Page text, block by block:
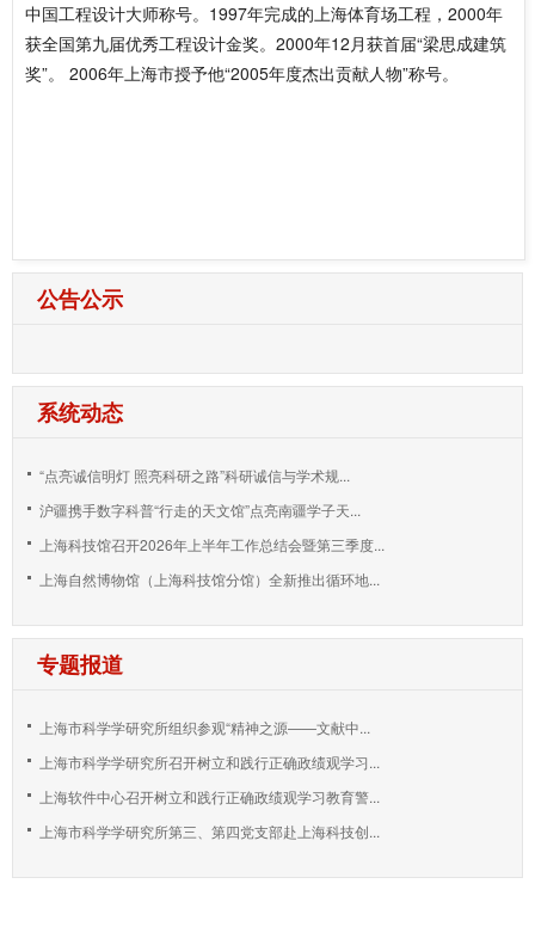
中国工程设计大师称号。1997年完成的上海体育场工程，2000年
获全国第九届优秀工程设计金奖。2000年12月获首届“梁思成建筑
奖”。 2006年上海市授予他“2005年度杰出贡献人物”称号。
公告公示
系统动态
“点亮诚信明灯 照亮科研之路”科研诚信与学术规...
沪疆携手数字科普“行走的天文馆”点亮南疆学子天...
上海科技馆召开2026年上半年工作总结会暨第三季度...
上海自然博物馆（上海科技馆分馆）全新推出循环地...
专题报道
上海市科学学研究所组织参观“精神之源——文献中...
上海市科学学研究所召开树立和践行正确政绩观学习...
上海软件中心召开树立和践行正确政绩观学习教育警...
上海市科学学研究所第三、第四党支部赴上海科技创...